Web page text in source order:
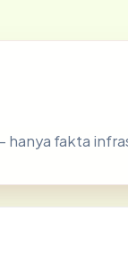
hanya fakta